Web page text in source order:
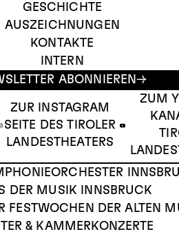
GESCHICHTE
AUSZEICHNUNGEN
KONTAKTE
INTERN
ABONNIEREN
ZUR INSTAGRAM
SEITE DES TIROLER
LANDESTHEATERS
ZUM
DER MUSIK INNSBRUCK
FESTWOCHEN DER ALTEN
& KAMMERKONZERTE